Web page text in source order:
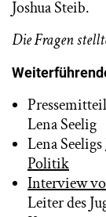
Joshua Steib.
Die Fragen
Lena Seelig
Lena Seeligs
Politik
Interview
Leiter des